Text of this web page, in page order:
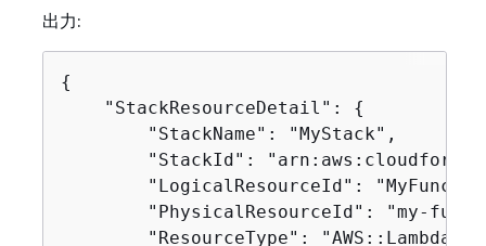
出力:
{
    "StackResourceDetail":
{
        "StackName": "MyStack",
"StackId":
"LogicalResourceId":
"PhysicalResourceId": "my-
"ResourceType":